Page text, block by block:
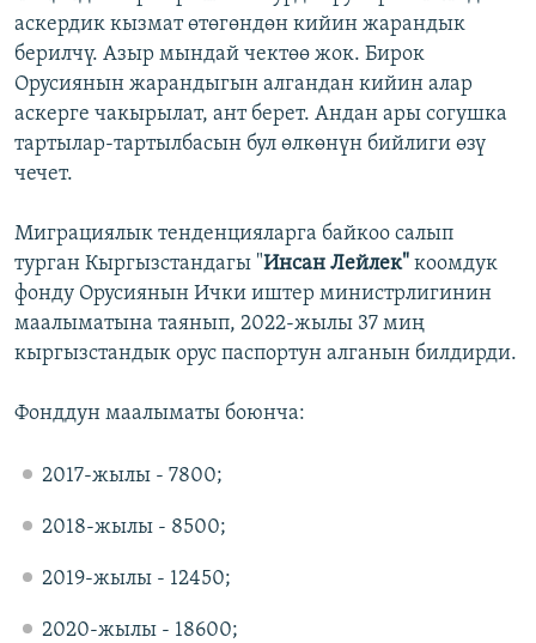
аскердик кызмат өтөгөндөн кийин жарандык
берилчү. Азыр мындай чектөө жок. Бирок
Орусиянын жарандыгын алгандан кийин алар
аскерге чакырылат, ант берет. Андан ары согушка
тартылар-тартылбасын бул өлкөнүн бийлиги өзү
чечет.
Миграциялык тенденцияларга байкоо салып
турган Кыргызстандагы "Инсан Лейлек" коомдук
фонду Орусиянын Ички иштер министрлигинин
маалыматына таянып, 2022-жылы 37 миң
кыргызстандык орус паспортун алганын билдирди.
Фонддун маалыматы боюнча:
2017-жылы - 7800;
2018-жылы - 8500;
2019-жылы - 12450;
2020-жылы - 18600;